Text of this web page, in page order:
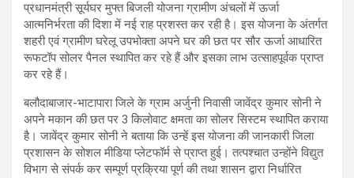
प्रधानमंत्री सूर्यघर मुफ्त बिजली योजना ग्रामीण अंचलों में ऊर्जा
आत्मनिर्भरता की दिशा में नई राह प्रशस्त कर रही है। इस योजना के अंतर्गत
शहरी एवं ग्रामीण घरेलू उपभोक्ता अपने घर की छत पर सौर ऊर्जा आधारित
रूफटॉप सोलर पैनल स्थापित कर रहे हैं और इसका लाभ उत्साहपूर्वक प्राप्त
कर रहे हैं।
बलौदाबाजार-भाटापारा जिले के ग्राम अर्जुनी निवासी जावेंद्र कुमार सोनी ने
अपने मकान की छत पर 3 किलोवाट क्षमता का सोलर सिस्टम स्थापित कराया
है। जावेंद्र कुमार सोनी ने बताया कि उन्हें इस योजना की जानकारी जिला
प्रशासन के सोशल मीडिया प्लेटफॉर्म से प्राप्त हुई। तत्पश्चात उन्होंने विद्युत
विभाग से संपर्क कर सम्पूर्ण प्रक्रिया पूर्ण की तथा शासन द्वारा निर्धारित